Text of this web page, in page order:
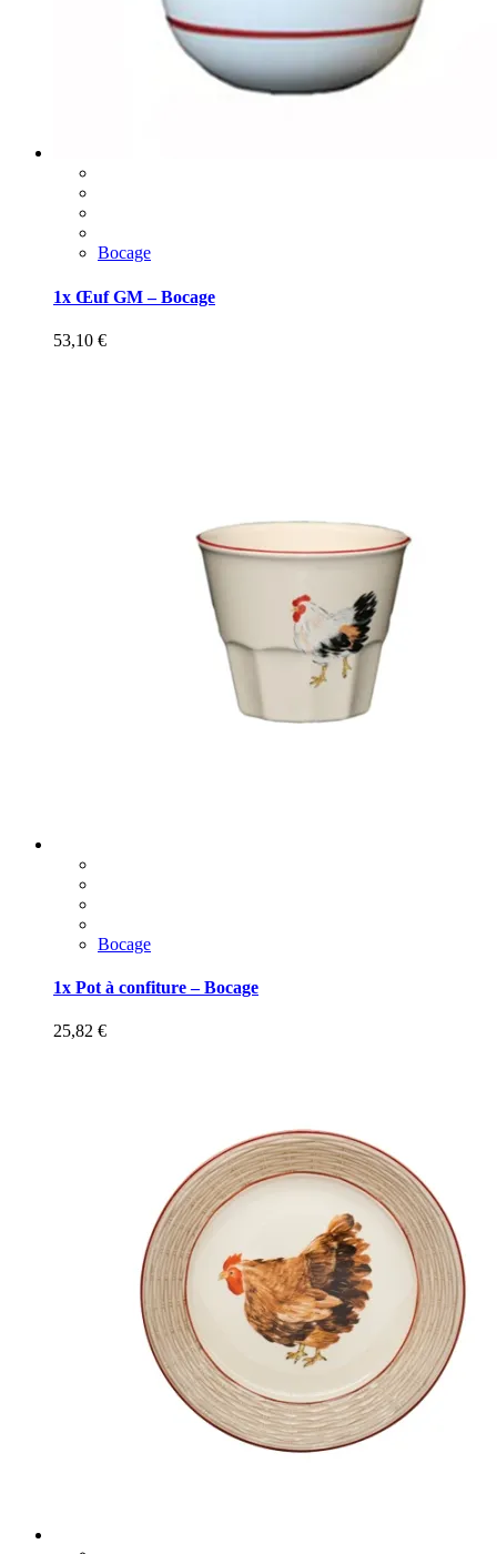
Bocage
1x Œuf GM – Bocage
53,10 €
Bocage
1x Pot à confiture – Bocage
25,82 €